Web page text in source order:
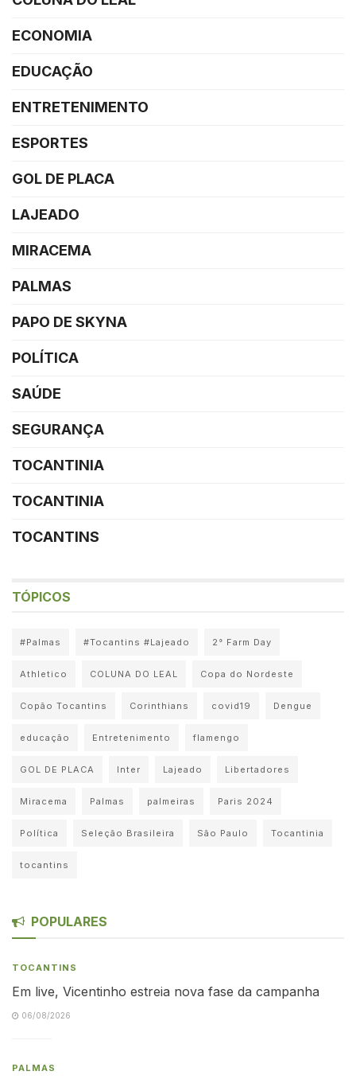
ECONOMIA
EDUCAÇÃO
ENTRETENIMENTO
ESPORTES
GOL DE PLACA
LAJEADO
MIRACEMA
PALMAS
PAPO DE SKYNA
POLÍTICA
SAÚDE
SEGURANÇA
TOCANTINIA
TOCANTINIA
TOCANTINS
TÓPICOS
#Palmas #Tocantins #Lajeado 2° Farm Day
Athletico COLUNA DO LEAL Copa do Nordeste
Copão Tocantins Corinthians covid19 Dengue
educação Entretenimento flamengo
GOL DE PLACA Inter Lajeado Libertadores
Miracema Palmas palmeiras Paris 2024
Política Seleção Brasileira São Paulo Tocantinia
tocantins
POPULARES
TOCANTINS
Em live, Vicentinho estreia nova fase da campanha
06/08/2026
PALMAS